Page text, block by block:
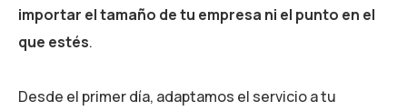
importar el tamaño de tu empresa ni el punto en el
que estés.
Desde el primer día, adaptamos el servicio a tu